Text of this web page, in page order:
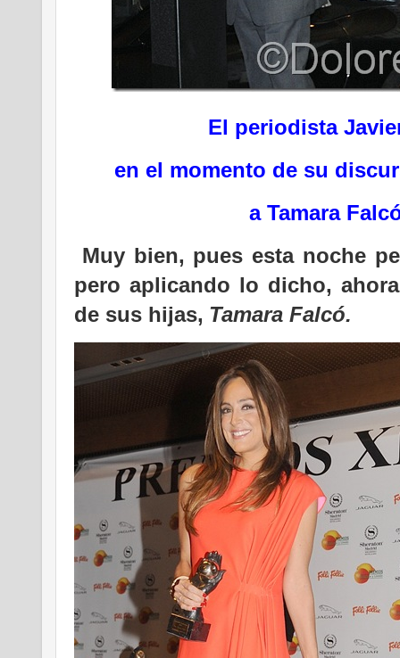
El periodista
en el momento de su
a Tamara
Muy bien, pues esta noche
pero aplicando lo dicho,
de sus hijas, Tamara Falcó.